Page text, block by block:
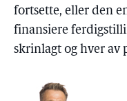
fortsette, eller den
finansiere
skrinlagt og hver av